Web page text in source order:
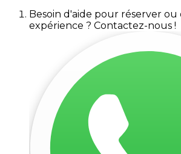
Besoin d'aide pour réserver ou
expérience ? Contactez-nous !